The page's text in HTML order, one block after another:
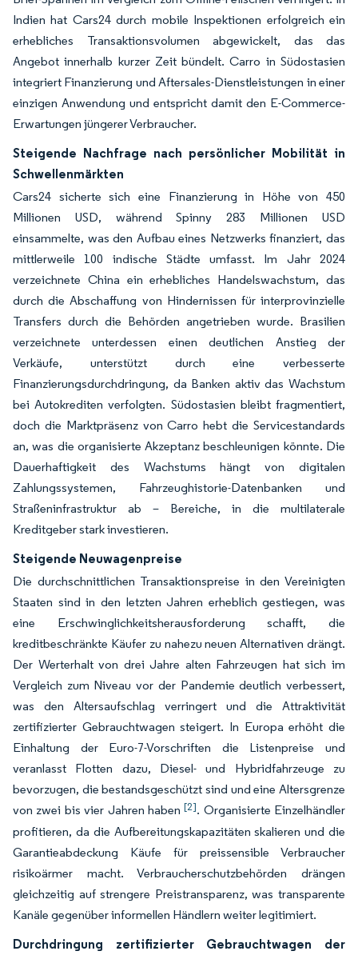
Indien hat Cars24 durch mobile Inspektionen erfolgreich ein
erhebliches Transaktionsvolumen abgewickelt, das das
Angebot innerhalb kurzer Zeit bündelt. Carro in Südostasien
integriert Finanzierung und Aftersales-Dienstleistungen in einer
einzigen Anwendung und entspricht damit den E-Commerce-
Erwartungen jüngerer Verbraucher.
Steigende Nachfrage nach persönlicher Mobilität in
Schwellenmärkten
Cars24 sicherte sich eine Finanzierung in Höhe von 450
Millionen USD, während Spinny 283 Millionen USD
einsammelte, was den Aufbau eines Netzwerks finanziert, das
mittlerweile 100 indische Städte umfasst. Im Jahr 2024
verzeichnete China ein erhebliches Handelswachstum, das
durch die Abschaffung von Hindernissen für interprovinzielle
Transfers durch die Behörden angetrieben wurde. Brasilien
verzeichnete unterdessen einen deutlichen Anstieg der
Verkäufe, unterstützt durch eine verbesserte
Finanzierungsdurchdringung, da Banken aktiv das Wachstum
bei Autokrediten verfolgten. Südostasien bleibt fragmentiert,
doch die Marktpräsenz von Carro hebt die Servicestandards
an, was die organisierte Akzeptanz beschleunigen könnte. Die
Dauerhaftigkeit des Wachstums hängt von digitalen
Zahlungssystemen, Fahrzeughistorie-Datenbanken und
Straßeninfrastruktur ab – Bereiche, in die multilaterale
Kreditgeber stark investieren.
Steigende Neuwagenpreise
Die durchschnittlichen Transaktionspreise in den Vereinigten
Staaten sind in den letzten Jahren erheblich gestiegen, was
eine Erschwinglichkeitsherausforderung schafft, die
kreditbeschränkte Käufer zu nahezu neuen Alternativen drängt.
Der Werterhalt von drei Jahre alten Fahrzeugen hat sich im
Vergleich zum Niveau vor der Pandemie deutlich verbessert,
was den Altersaufschlag verringert und die Attraktivität
zertifizierter Gebrauchtwagen steigert. In Europa erhöht die
Einhaltung der Euro-7-Vorschriften die Listenpreise und
veranlasst Flotten dazu, Diesel- und Hybridfahrzeuge zu
bevorzugen, die bestandsgeschützt sind und eine Altersgrenze
von zwei bis vier Jahren haben[2]. Organisierte Einzelhändler
profitieren, da die Aufbereitungskapazitäten skalieren und die
Garantieabdeckung Käufe für preissensible Verbraucher
risikoärmer macht. Verbraucherschutzbehörden drängen
gleichzeitig auf strengere Preistransparenz, was transparente
Kanäle gegenüber informellen Händlern weiter legitimiert.
Durchdringung zertifizierter Gebrauchtwagen der